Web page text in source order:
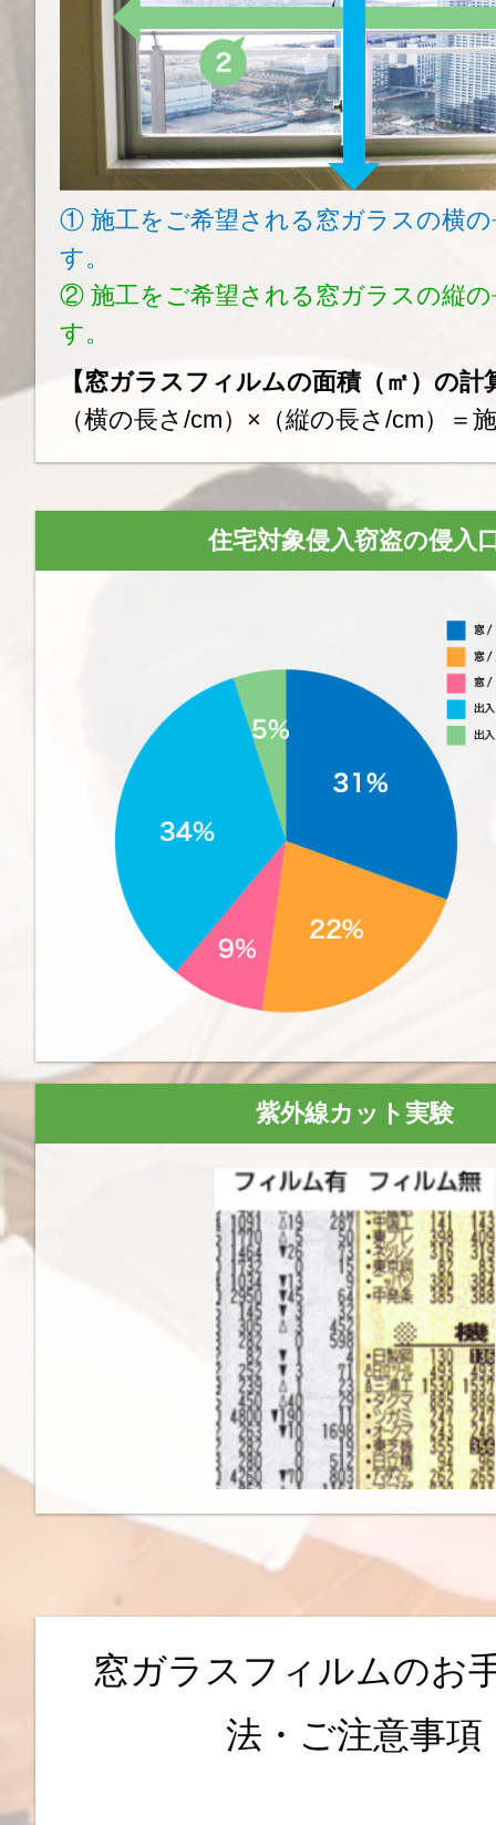
① 施工をご希望される窓ガラスの横
す。
② 施工をご希望される窓ガラスの縦
す。
【窓ガラスフィルムの面積（㎡）の計
（横の長さ/cm）×（縦の長さ/cm）＝
住宅対象侵入窃盗の侵入
紫外線カット実験
窓ガラスフィルムのお
法・ご注意事項